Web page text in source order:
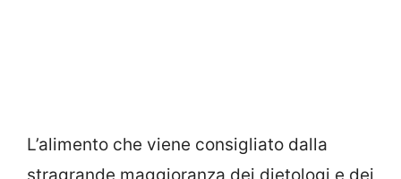
L’alimento che viene consigliato dalla